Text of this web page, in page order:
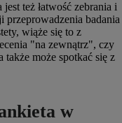
też łatwość zebrania i
badania
wiąże się to z
"na zewnątrz", czy
może spotkać się z
w